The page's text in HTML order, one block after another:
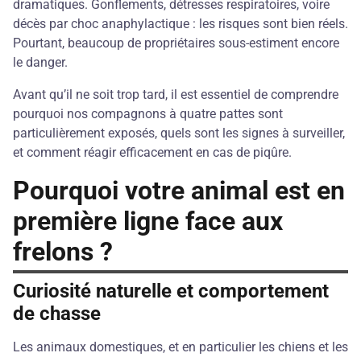
dramatiques. Gonflements, détresses respiratoires, voire
décès par choc anaphylactique : les risques sont bien réels.
Pourtant, beaucoup de propriétaires sous-estiment encore
le danger.
Avant qu’il ne soit trop tard, il est essentiel de comprendre
pourquoi nos compagnons à quatre pattes sont
particulièrement exposés, quels sont les signes à surveiller,
et comment réagir efficacement en cas de piqûre.
Pourquoi votre animal est en
première ligne face aux
frelons ?
Curiosité naturelle et comportement
de chasse
Les animaux domestiques, et en particulier les chiens et les